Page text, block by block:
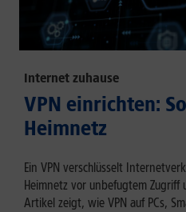
Internet zuhause
VPN einrichten:
Heimnetz
Ein VPN verschlüsselt
Heimnetz vor unbefugtem
Artikel zeigt, wie VPN auf PCs,